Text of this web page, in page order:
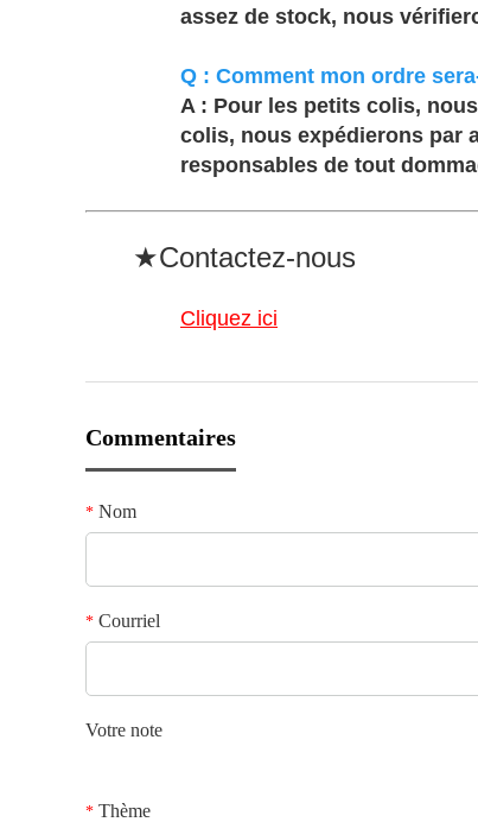
assez de stock, nous
Q : Comment mon ordre
A : Pour les petits colis,
colis, nous expédierons par
responsables de tout
★Contactez-nous
Cliquez ici
Commentaires
* Nom
* Courriel
Votre note
* Thème